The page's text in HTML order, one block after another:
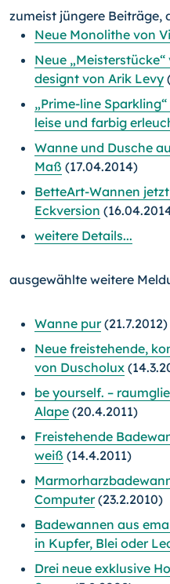
zumeist jüngere Beiträge,
Neue Monolithe von
Neue
designt von Arik Levy
„Prime-line
leise und farbig
Wanne und Dusche
Maß (17.04.2014)
BetteArt-Wannen
Eckversion
weitere Details...
ausgewählte weitere
Wanne pur(21.7.2012)
Neue freistehende,
von Duscholux
be yourself. –
Alape (20.4.2011)
Freistehende
weiß (14.4.2011)
Computer(23.2.2010)
Badewannen aus
in Kupfer, Blei oder
Drei neue exklusive